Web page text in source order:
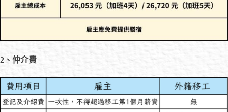
2 、仲介費